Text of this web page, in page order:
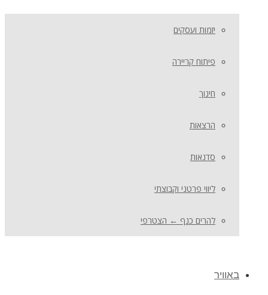
יזמות ועסקים
פיתוח קריירה
חינוך
הרצאות
סדנאות
ליווי פרטני וקבוצתי
להרים כנף ← הצטרפי
באוויר